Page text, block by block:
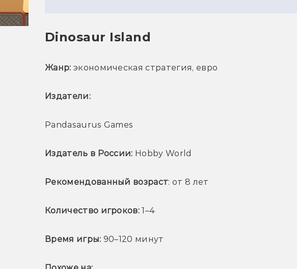
Dinosaur Island
Жанр: экономическая стратегия, евро
Издатели:
Pandasaurus Games
Издатель в России: Hobby World
Рекомендованный возраст: от 8 лет
Количество игроков: 1–4
Время игры: 90–120 минут